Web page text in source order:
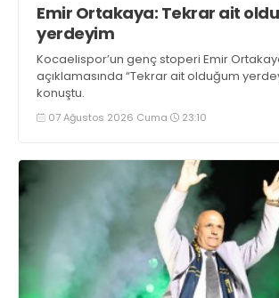
Emir Ortakaya: Tekrar ait
yerdeyim
Kocaelispor’un genç stoperi Emir
açıklamasında “Tekrar ait olduğum
konuştu.
07 Ağustos 2026 Cuma 23:10